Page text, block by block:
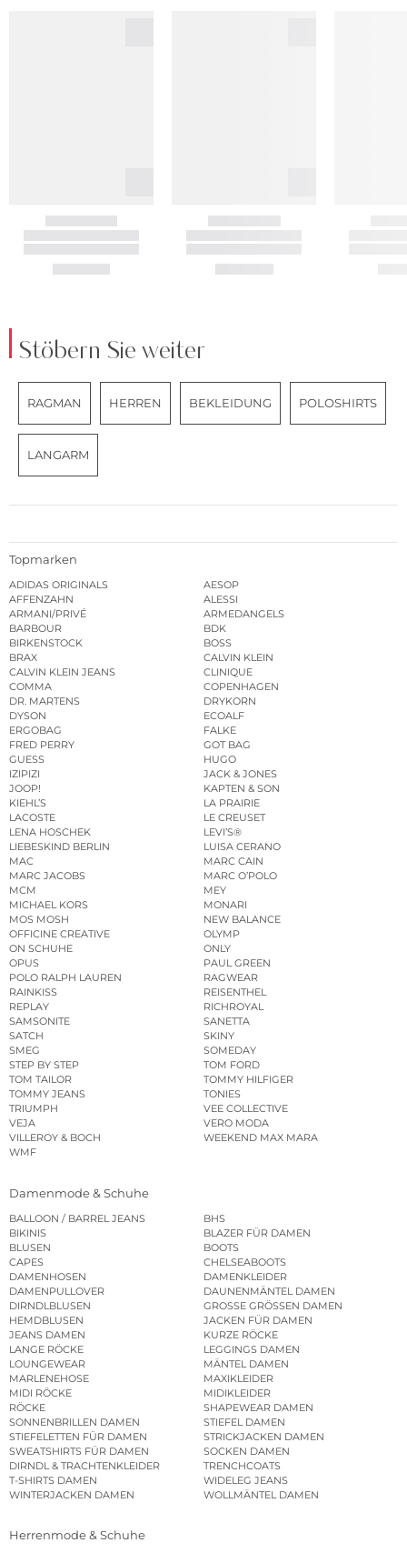
Stöbern Sie weiter
RAGMAN HERREN BEKLEIDUNG POLOSHIRTS
LANGARM
Topmarken
ADIDAS ORIGINALS
AESOP
AFFENZAHN
ALESSI
ARMANI/PRIVÉ
ARMEDANGELS
BARBOUR
BDK
BIRKENSTOCK
BOSS
BRAX
CALVIN KLEIN
CALVIN KLEIN JEANS
CLINIQUE
COMMA
COPENHAGEN
DR. MARTENS
DRYKORN
DYSON
ECOALF
ERGOBAG
FALKE
FRED PERRY
GOT BAG
GUESS
HUGO
IZIPIZI
JACK & JONES
JOOP!
KAPTEN & SON
KIEHL’S
LA PRAIRIE
LACOSTE
LE CREUSET
LENA HOSCHEK
LEVI’S®
LIEBESKIND BERLIN
LUISA CERANO
MAC
MARC CAIN
MARC JACOBS
MARC O’POLO
MCM
MEY
MICHAEL KORS
MONARI
MOS MOSH
NEW BALANCE
OFFICINE CREATIVE
OLYMP
ON SCHUHE
ONLY
OPUS
PAUL GREEN
POLO RALPH LAUREN
RAGWEAR
RAINKISS
REISENTHEL
REPLAY
RICHROYAL
SAMSONITE
SANETTA
SATCH
SKINY
SMEG
SOMEDAY
STEP BY STEP
TOM FORD
TOM TAILOR
TOMMY HILFIGER
TOMMY JEANS
TONIES
TRIUMPH
VEE COLLECTIVE
VEJA
VERO MODA
VILLEROY & BOCH
WEEKEND MAX MARA
WMF
Damenmode & Schuhe
BALLOON / BARREL JEANS
BHS
BIKINIS
BLAZER FÜR DAMEN
BLUSEN
BOOTS
CAPES
CHELSEABOOTS
DAMENHOSEN
DAMENKLEIDER
DAMENPULLOVER
DAUNENMÄNTEL DAMEN
DIRNDLBLUSEN
GROSSE GRÖSSEN DAMEN
HEMDBLUSEN
JACKEN FÜR DAMEN
JEANS DAMEN
KURZE RÖCKE
LANGE RÖCKE
LEGGINGS DAMEN
LOUNGEWEAR
MÄNTEL DAMEN
MARLENEHOSE
MAXIKLEIDER
MIDI RÖCKE
MIDIKLEIDER
RÖCKE
SHAPEWEAR DAMEN
SONNENBRILLEN DAMEN
STIEFEL DAMEN
STIEFELETTEN FÜR DAMEN
STRICKJACKEN DAMEN
SWEATSHIRTS FÜR DAMEN
SOCKEN DAMEN
DIRNDL & TRACHTENKLEIDER
TRENCHCOATS
T-SHIRTS DAMEN
WIDELEG JEANS
WINTERJACKEN DAMEN
WOLLMÄNTEL DAMEN
Herrenmode & Schuhe